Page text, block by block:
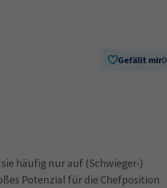
Gefällt mir0
häufig nur auf (Schwieger-)
Potenzial für die Chefposition